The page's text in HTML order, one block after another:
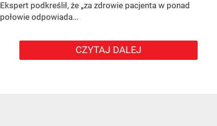
Ekspert podkreślił, że „za zdrowie pacjenta w ponad
połowie odpowiada...
CZYTAJ DALEJ